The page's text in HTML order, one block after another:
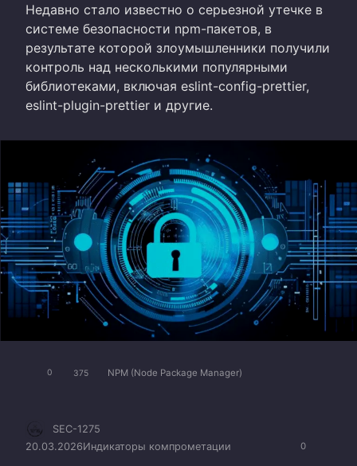
Недавно стало известно о серьезной утечке в
системе безопасности npm-пакетов, в
результате которой злоумышленники получили
контроль над несколькими популярными
библиотеками, включая eslint-config-prettier,
eslint-plugin-prettier и другие.
0 375 NPM (Node Package Manager)
0
SEC-1275
20.03.2026Индикаторы компрометации